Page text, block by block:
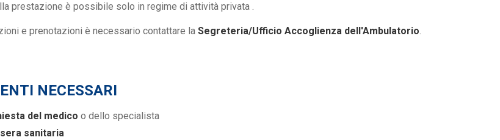
prestazione è possibile solo in regime di attività privata .
e prenotazioni è necessario contattare la Segreteria/Ufficio Accoglienza dell'Ambulatorio.
NECESSARI
del medico o dello specialista
sanitaria